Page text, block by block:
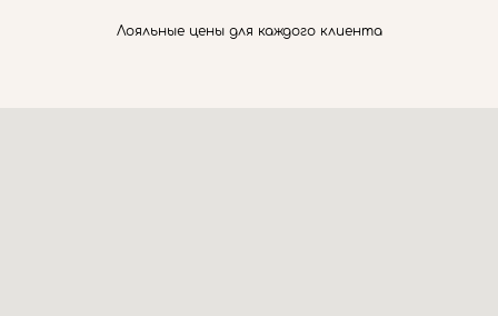
Лояльные цены для каждого клиента